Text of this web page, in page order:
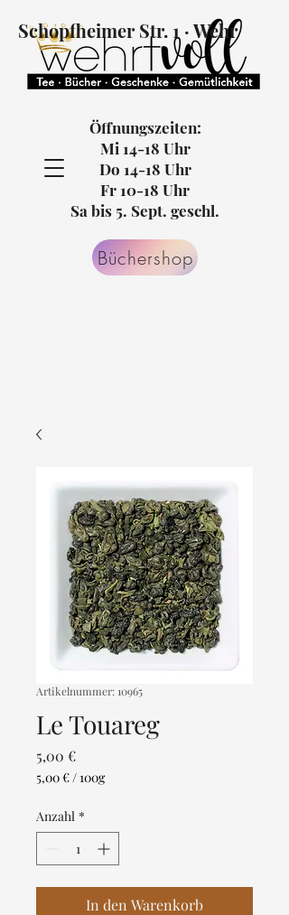
Schopfheimer Str. 1 · Wehr
Öffnungszeiten:
Mi 14-18 Uhr
Do 14-18 Uhr
Fr 10-18 Uhr
Sa bis 5. Sept. geschl.
Büchershop
Artikelnummer: 10965
Le Touareg
5,00 €Preis
5,00 €/100g
pro
100
Gramm
Anzahl *
In den Warenkorb